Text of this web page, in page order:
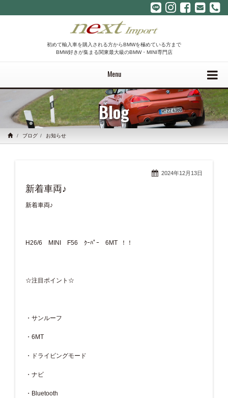
初めて輸入車を購入される方からBMWを極めている方まで
BMW好きが集まる関東最大級のBMW・MINI専門店
Menu
Blog
ブログ お知らせ
2024年12月13日
新着車両♪
新着車両♪
H26/6 MINI F56 ｸｰﾊﾟｰ 6MT ！！
☆注目ポイント☆
・サンルーフ
・6MT
・ドライビングモード
・ナビ
・Bluetooth